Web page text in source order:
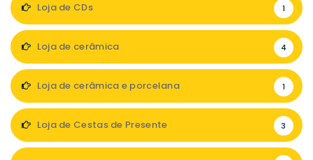
Loja de CDs 1
Loja de cerâmica 4
Loja de cerâmica e porcelana 1
Loja de Cestas de Presente 3